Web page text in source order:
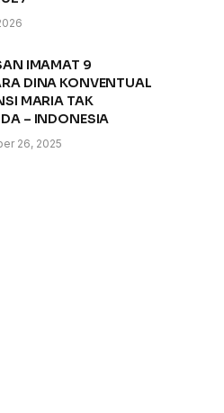
IMAMAT 9
DINA KONVENTUAL
MARIA TAK
– INDONESIA
26, 2025